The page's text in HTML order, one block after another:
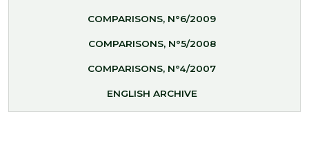
COMPARISONS, N°6/2009
COMPARISONS, N°5/2008
COMPARISONS, N°4/2007
ENGLISH ARCHIVE